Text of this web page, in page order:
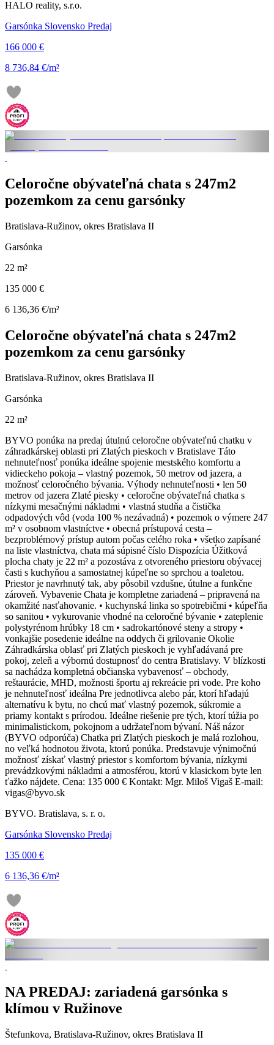
HALO reality, s.r.o.
Garsónka Slovensko Predaj
166 000 €
8 736,84 €/m²
Celoročne obývateľná chata s 247m2
pozemkom za cenu garsónky
Bratislava-Ružinov, okres Bratislava II
Garsónka
22 m²
135 000 €
6 136,36 €/m²
Celoročne obývateľná chata s 247m2
pozemkom za cenu garsónky
Bratislava-Ružinov, okres Bratislava II
Garsónka
22 m²
BYVO ponúka na predaj útulnú celoročne obývateľnú chatku v
záhradkárskej oblasti pri Zlatých pieskoch v Bratislave Táto
nehnuteľnosť ponúka ideálne spojenie mestského komfortu a
vidieckeho pokoja – vlastný pozemok, 50 metrov od jazera, a
možnosť celoročného bývania. Výhody nehnuteľnosti • len 50
metrov od jazera Zlaté piesky • celoročne obývateľná chatka s
nízkymi mesačnými nákladmi • vlastná studňa a čistička
odpadových vôd (voda 100 % nezávadná) • pozemok o výmere 247
m² v osobnom vlastníctve • obecná prístupová cesta –
bezproblémový prístup autom počas celého roka • všetko zapísané
na liste vlastníctva, chata má súpisné číslo Dispozícia Úžitková
plocha chaty je 22 m² a pozostáva z otvoreného priestoru obývacej
časti s kuchyňou a samostatnej kúpeľne so sprchou a toaletou.
Priestor je navrhnutý tak, aby pôsobil vzdušne, útulne a funkčne
zároveň. Vybavenie Chata je kompletne zariadená – pripravená na
okamžité nasťahovanie. • kuchynská linka so spotrebičmi • kúpeľňa
so sanitou • vykurovanie vhodné na celoročné bývanie • zateplenie
polystyrénom hrúbky 18 cm • sadrokartónové steny a stropy •
vonkajšie posedenie ideálne na oddych či grilovanie Okolie
Záhradkárska oblasť pri Zlatých pieskoch je vyhľadávaná pre
pokoj, zeleň a výbornú dostupnosť do centra Bratislavy. V blízkosti
sa nachádza kompletná občianska vybavenosť – obchody,
reštaurácie, MHD, možnosti športu aj rekreácie pri vode. Pre koho
je nehnuteľnosť ideálna Pre jednotlivca alebo pár, ktorí hľadajú
alternatívu k bytu, no chcú mať vlastný pozemok, súkromie a
priamy kontakt s prírodou. Ideálne riešenie pre tých, ktorí túžia po
minimalistickom, pokojnom a udržateľnom bývaní. Náš názor
(BYVO odporúča) Chatka pri Zlatých pieskoch je malá rozlohou,
no veľká hodnotou života, ktorú ponúka. Predstavuje výnimočnú
možnosť získať vlastný priestor s komfortom bývania, nízkymi
prevádzkovými nákladmi a atmosférou, ktorú v klasickom byte len
ťažko nájdete. Cena: 135 000 € Kontakt: Mgr. Miloš Vigaš E-mail:
vigas@byvo.sk
BYVO. Bratislava, s. r. o.
Garsónka Slovensko Predaj
135 000 €
6 136,36 €/m²
NA PREDAJ: zariadená garsónka s
klímou v Ružinove
Štefunkova, Bratislava-Ružinov, okres Bratislava II